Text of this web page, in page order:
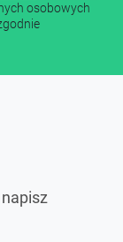
osobowych